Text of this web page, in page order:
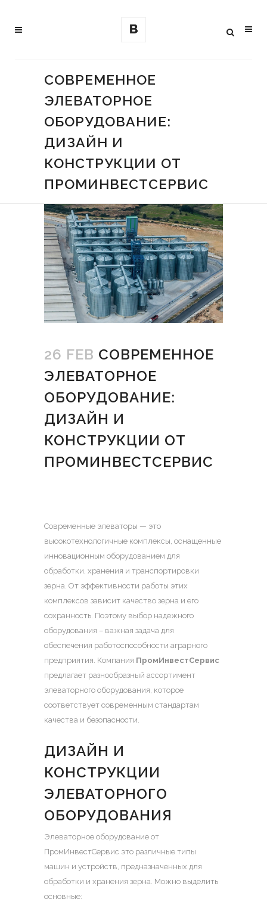
СОВРЕМЕННОЕ
ЭЛЕВАТОРНОЕ
ОБОРУДОВАНИЕ:
ДИЗАЙН И
КОНСТРУКЦИИ ОТ
ПРОМИНВЕСТСЕРВИС
26 FEB СОВРЕМЕННОЕ
ЭЛЕВАТОРНОЕ
ОБОРУДОВАНИЕ:
ДИЗАЙН И
КОНСТРУКЦИИ ОТ
ПРОМИНВЕСТСЕРВИС
Современные элеваторы — это
высокотехнологичные комплексы, оснащенные
инновационным оборудованием для
обработки, хранения и транспортировки
зерна. От эффективности работы этих
комплексов зависит качество зерна и его
сохранность. Поэтому выбор надежного
оборудования – важная задача для
обеспечения работоспособности аграрного
предприятия. Компания ПромИнвестСервис
предлагает разнообразный ассортимент
элеваторного оборудования, которое
соответствует современным стандартам
качества и безопасности.
ДИЗАЙН И
КОНСТРУКЦИИ
ЭЛЕВАТОРНОГО
ОБОРУДОВАНИЯ
Элеваторное оборудование от
ПромИнвестСервис это различные типы
машин и устройств, предназначенных для
обработки и хранения зерна. Можно выделить
основные: